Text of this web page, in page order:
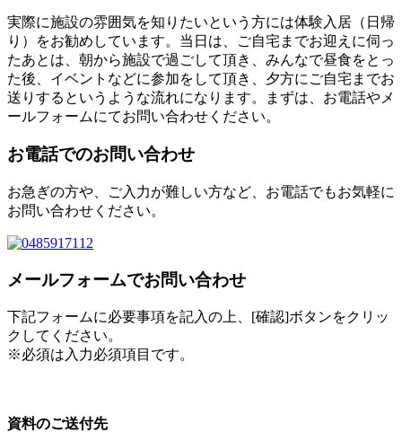
実際に施設の雰囲気を知りたいという方には体験入居（日帰
り）をお勧めしています。当日は、ご自宅までお迎えに伺っ
たあとは、朝から施設で過ごして頂き、みんなで昼食をとっ
た後、イベントなどに参加をして頂き、夕方にご自宅までお
送りするというような流れになります。まずは、お電話やメ
ールフォームにてお問い合わせください。
お電話でのお問い合わせ
お急ぎの方や、ご入力が難しい方など、お電話でもお気軽に
お問い合わせください。
メールフォームでお問い合わせ
下記フォームに必要事項を記入の上、[確認]ボタンをクリッ
クしてください。
※必須は入力必須項目です。
資料のご送付先